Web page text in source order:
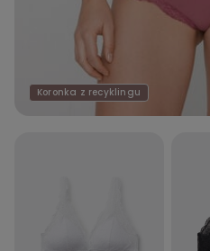
Koronka z recyklingu